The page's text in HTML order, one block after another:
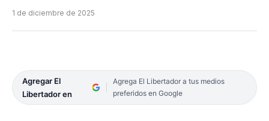
1 de diciembre de 2025
Agregar El
Libertador en
Agrega El Libertador a tus medios
preferidos en Google